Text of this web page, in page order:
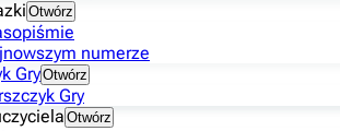
Otwórz
numerze
GryOtwórz
Gry
Otwórz